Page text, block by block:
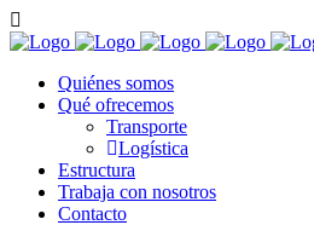
Quiénes somos
Qué ofrecemos
Transporte
Logística
Estructura
Trabaja con nosotros
Contacto